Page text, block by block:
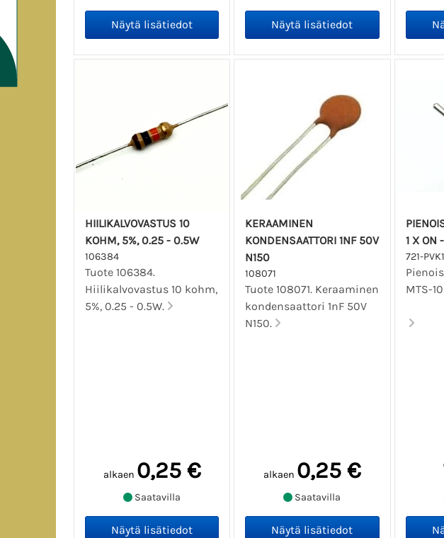
HIILIKALVOVASTUS 10
KOHM, 5%, 0.25 - 0.5W
106384
Tuote 106384.
Hiilikalvovastus 10 kohm,
5%, 0.25 - 0.5W.
alkaen 0,25 €
Saatavilla
KERAAMINEN
KONDENSAATTORI 1NF 50V
N150
108071
Tuote 108071. Keraaminen
kondensaattori 1nF 50V
N150.
alkaen 0,25 €
Saatavilla
1 X ON
721-
MTS-